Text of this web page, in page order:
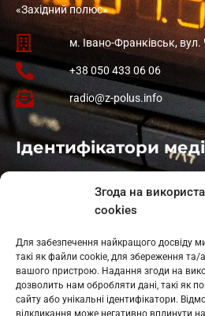
Згода на
cookies
Для забезпечення найкращого досвіду
такі як файли cookie, для збереження та/
вашого пристрою. Надання згоди на
дозволить нам обробляти дані, такі як
сайту або унікальні ідентифікатори.
відкликання може негативно вплинути
«Західний полюс»
м. Івано-Франківськ,
+38 050 433 06 06
radio@z-polus.info
Ідентифікатори
: L11-01410
: L11-01801
Косів: L11-01805
Гарасимів: L11-02274